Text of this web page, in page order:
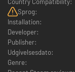
Sprog:
Installation:
Developer:
Publisher:
Udgivelsesdato:
Genre: